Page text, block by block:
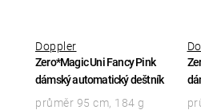
Zero*Magic Uni Fancy Pink
dámský automatický deštník
Doppler
průměr 95 cm, 184 g